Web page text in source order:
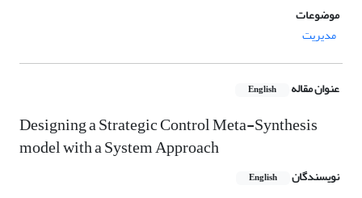
موضوعات
مدیریت
عنوان مقاله English
Designing a Strategic Control Meta-Synthesis
model with a System Approach
نویسندگان English